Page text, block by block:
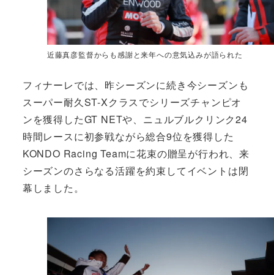
近藤真彦監督からも感謝と来年への意気込みが語られた
フィナーレでは、昨シーズンに続き今シーズンも
スーパー耐久ST-Xクラスでシリーズチャンピオ
ンを獲得したGT NETや、ニュルブルクリンク24
時間レースに初参戦ながら総合9位を獲得した
KONDO Racing Teamに花束の贈呈が行われ、来
シーズンのさらなる活躍を約束してイベントは閉
幕しました。